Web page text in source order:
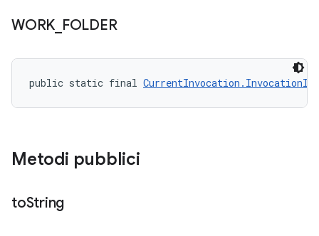
WORK FOLDER
public static final
Metodi pubblici
toString